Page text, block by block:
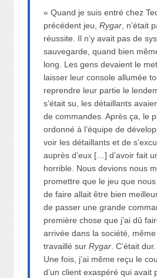
« Quand je suis entré chez
précédent jeu,Rygar, n’était
réussite. Il n’y avait pas de
sauvegarde, quand bien
long. Les gens devaient le
laisser leur console allumée
reprendre leur partie le
s’était su, les détaillants
de commandes. Après ça, le
ordonné à l’équipe de
voir les détaillants et de
auprès d’eux […] d’avoir fait
horrible. Nous devions nous
promettre que le jeu que
de faire allait être bien
de passer une grande
première chose que j’ai dû
arrivée dans la société, même
travaillé surRygar. C’était dur.
Une fois, j’ai même reçu le
d’un client exaspéré qui avait